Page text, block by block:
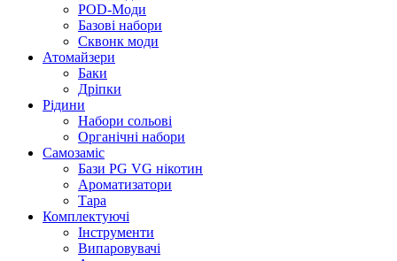
POD-Моди
Базові набори
Сквонк моди
Атомайзери
Баки
Дріпки
Рідини
Набори сольові
Органічні набори
Самозаміс
Бази PG VG нікотин
Ароматизатори
Тара
Комплектуючі
Інструменти
Випаровувачі